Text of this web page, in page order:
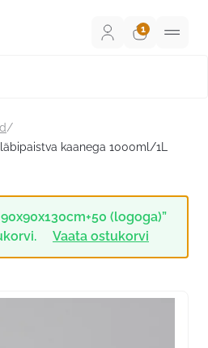
/
kaanega 1000ml/1L
(logoga)”
Vaata ostukorvi